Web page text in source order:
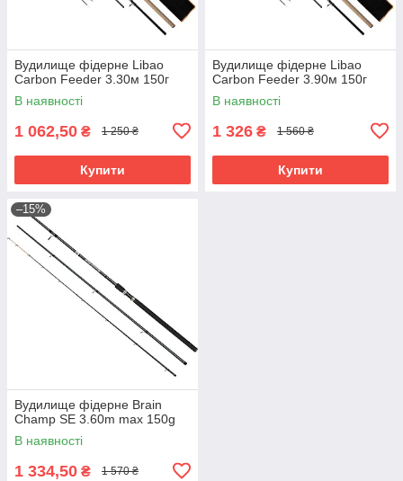
Вудилище фідерне Libao
Carbon Feeder 3.30м 150г
В наявності
1 062,50 ₴ 1 250 ₴
Купити
Вудилище фідерне Libao
Carbon Feeder 3.90м 150г
В наявності
1 326 ₴ 1 560 ₴
Купити
–15%
Вудилище фідерне Brain
Champ SE 3.60m max 150g
В наявності
1 334,50 ₴ 1 570 ₴